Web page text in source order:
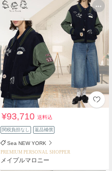
¥93,710送料込
関税負担なし 返品補償
Sea NEW YORK
PREMIUM PERSONAL SHOPPER
メイプルマロニー